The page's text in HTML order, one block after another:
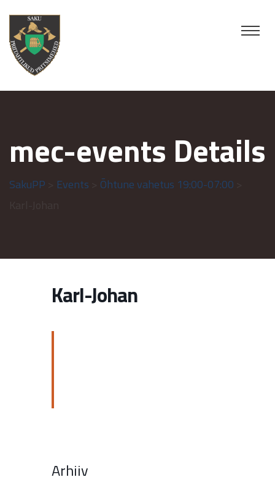
mec-events Details
SakuPP Events Õhtune vahetus 19:00-07:00
Karl-Johan
Arhiiv